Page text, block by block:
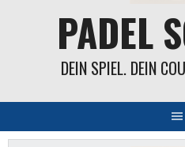
PADEL
DEIN SPIEL. DEIN